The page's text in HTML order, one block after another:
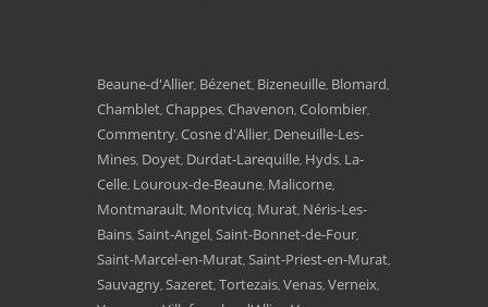
Beaune-d'Allier, Bézenet, Bizeneuille, Blomard,
Chamblet, Chappes, Chavenon, Colombier,
Commentry, Cosne d'Allier, Deneuille-Les-
Mines, Doyet, Durdat-Larequille, Hyds, La-
Celle, Louroux-de-Beaune, Malicorne,
Montmarault, Montvicq, Murat, Néris-Les-
Bains, Saint-Angel, Saint-Bonnet-de-Four,
Saint-Marcel-en-Murat, Saint-Priest-en-Murat,
Sauvagny, Sazeret, Tortezais, Venas, Verneix,